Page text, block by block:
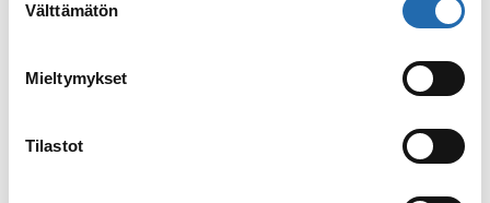
valinta
Välttämätön
Mieltymykset
Tilastot
Mikä hyväksytään hintatakuun